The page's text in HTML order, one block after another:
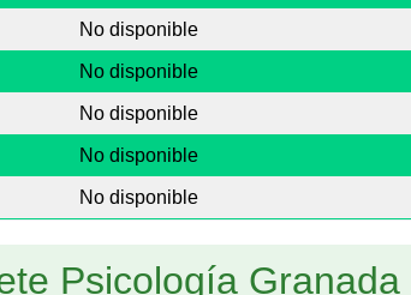
No disponible
No disponible
No disponible
No disponible
No disponible
Psicología Granada